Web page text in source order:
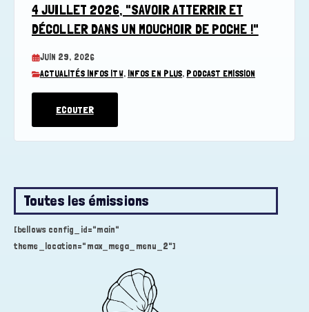
4 JUILLET 2026, "SAVOIR ATTERRIR ET
DÉCOLLER DANS UN MOUCHOIR DE POCHE !"
JUIN 29, 2026
ACTUALITÉS INFOS ITW, INFOS EN PLUS, PODCAST EMISSION
ECOUTER
Toutes les émissions
[bellows config_id="main"
theme_location="max_mega_menu_2"]